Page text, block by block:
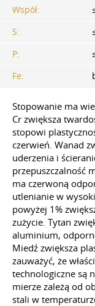
Współ:
S:
P:
Fe:
Stopowanie ma
Cr zwiększa
stopowi
czerwień. Wanad
uderzenia i
przepuszczalność
ma czerwoną
utlenianie w
powyżej 1%
zużycie. Tytan
aluminium,
Miedź zwiększa
zauważyć, że
technologiczne są
mierze zależą od
stali w